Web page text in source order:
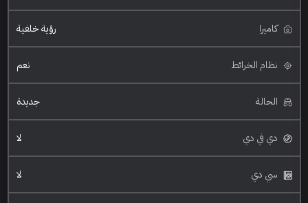
كاميرا رؤية خلفية
نظام الخرائط نعم
الحالة جديدة
دي في دي لا
سي دي لا